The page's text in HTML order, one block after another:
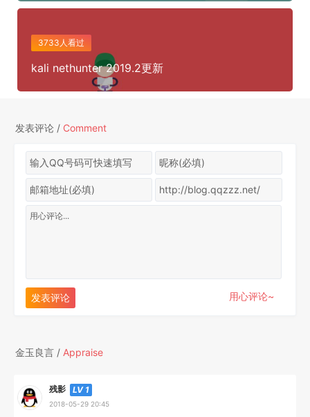
3733人看过
kali nethunter 2019.2更新
发表评论 / Comment
发表评论 用心评论~
金玉良言 / Appraise
残影 LV 1
2018-05-29 20:45